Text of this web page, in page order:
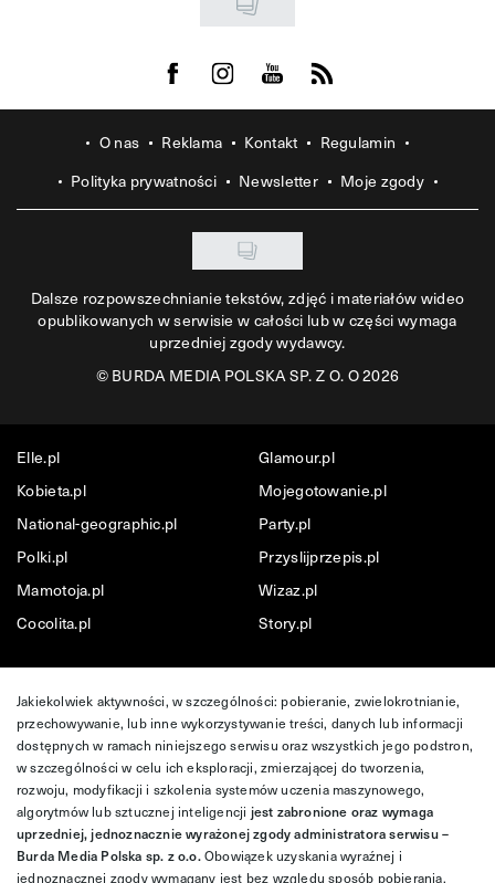
Visit us on Facebook
Visit us on Instagram
Visit us on Youtube
Visit us on Rss
O nas Reklama Kontakt
Regulamin
Polityka prywatności
Newsletter Moje zgody
Dalsze rozpowszechnianie tekstów, zdjęć i materiałów wideo
opublikowanych w serwisie w całości lub w części wymaga
uprzedniej zgody wydawcy.
©BURDA MEDIA POLSKA SP. Z O. O 2026
Elle.pl
Glamour.pl
Kobieta.pl
Mojegotowanie.pl
National-geographic.pl
Party.pl
Polki.pl
Przyslijprzepis.pl
Mamotoja.pl
Wizaz.pl
Cocolita.pl
Story.pl
Jakiekolwiek aktywności, w szczególności: pobieranie, zwielokrotnianie,
przechowywanie, lub inne wykorzystywanie treści, danych lub informacji
dostępnych w ramach niniejszego serwisu oraz wszystkich jego podstron,
w szczególności w celu ich eksploracji, zmierzającej do tworzenia,
rozwoju, modyfikacji i szkolenia systemów uczenia maszynowego,
algorytmów lub sztucznej inteligencji jest zabronione oraz wymaga
uprzedniej, jednoznacznie wyrażonej zgody administratora serwisu –
Burda Media Polska sp. z o.o.Obowiązek uzyskania wyraźnej i
jednoznacznej zgody wymagany jest bez względu sposób pobierania,